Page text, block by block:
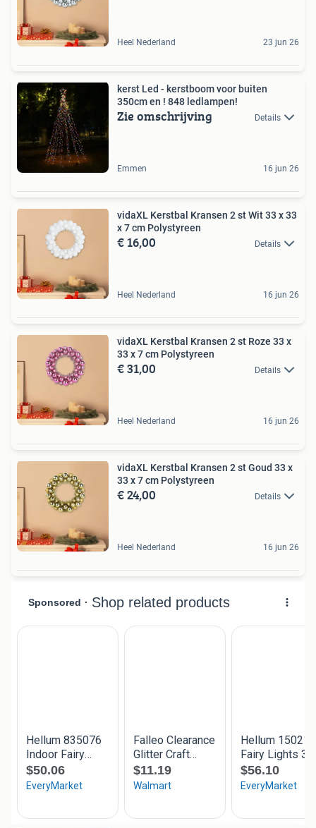
Heel Nederland 23 jun 26
kerst Led - kerstboom voor buiten
350cm en ! 848 ledlampen!
Zie omschrijving Details
Emmen 16 jun 26
vidaXL Kerstbal Kransen 2 st Wit 33 x 33
x 7 cm Polystyreen
€ 16,00 Details
Heel Nederland 16 jun 26
vidaXL Kerstbal Kransen 2 st Roze 33 x
33 x 7 cm Polystyreen
€ 31,00 Details
Heel Nederland 16 jun 26
vidaXL Kerstbal Kransen 2 st Goud 33 x
33 x 7 cm Polystyreen
€ 24,00 Details
Heel Nederland 16 jun 26